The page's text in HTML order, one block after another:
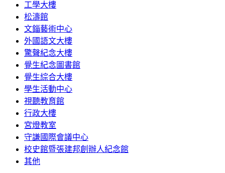
工學大樓
松濤館
文錙藝術中心
外國語文大樓
驚聲紀念大樓
覺生紀念圖書館
覺生綜合大樓
學生活動中心
視聽教育館
行政大樓
宮燈教室
守謙國際會議中心
校史館暨張建邦創辦人紀念館
其他